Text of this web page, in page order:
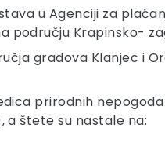
u Agenciji za
području Krapinsko-
gradova Klanjec i
prirodnih
a štete su nastale na: